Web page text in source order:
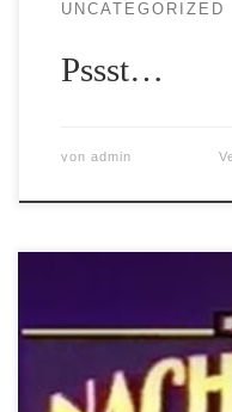
UNCATEGORIZED
Pssst…
von admin